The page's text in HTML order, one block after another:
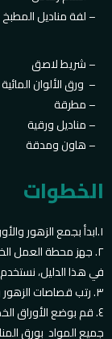
لفة مناديل المطبخ –
شريط لاصق –
ورق الألوان المائية –
مطرقة –
مناديل ورقية –
هاون ومدقة –
الخطوات
١.ابدأ بجمع الزهور والأوراق الخضراء النضرة بأشكال وألوان مختلفة
٢. جهز محطة العمل
في هذا الدليل،
٣. رتب قصاصات الزهور والأوراق بالتركيب المفضل لديك
٤. قم بوضع الأوراق
جميع المواد بورق